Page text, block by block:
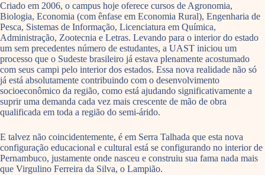
Criado em 2006, o campus hoje oferece cursos de Agronomia,
Biologia, Economia (com ênfase em Economia Rural), Engenharia de
Pesca, Sistemas de Informação, Licenciatura em Química,
Administração, Zootecnia e Letras. Levando para o interior do estado
um sem precedentes número de estudantes, a UAST iniciou um
processo que o Sudeste brasileiro já estava plenamente acostumado
com seus campi pelo interior dos estados. Essa nova realidade não só
já está absolutamente contribuindo com o desenvolvimento
socioeconômico da região, como está ajudando significativamente a
suprir uma demanda cada vez mais crescente de mão de obra
qualificada em toda a região do semi-árido.
E talvez não coincidentemente, é em Serra Talhada que esta nova
configuração educacional e cultural está se configurando no interior de
Pernambuco, justamente onde nasceu e construiu sua fama nada mais
que Virgulino Ferreira da Silva, o Lampião.